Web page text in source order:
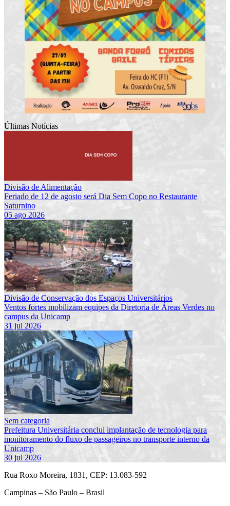
Últimas Notícias
Divisão de Alimentação
Feriado de 12 de agosto será Dia Sem Copo no Restaurante
Saturnino
05 ago 2026
Divisão de Conservação dos Espaços Universitários
Ventos fortes mobilizam equipes da Diretoria de Áreas Verdes no
campus da Unicamp
31 jul 2026
Sem categoria
Prefeitura Universitária conclui implantação de tecnologia para
monitoramento do fluxo de passageiros no transporte interno da
Unicamp
30 jul 2026
Rua Roxo Moreira, 1831, CEP: 13.083-592
Campinas – São Paulo – Brasil